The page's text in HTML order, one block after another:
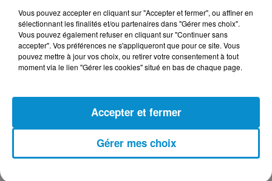
4 août 2026
152 Palestiniens tués en juillet, le bilan
mensuel le plus lourd de...
4 août 2026
Mort de Cheikh F., l’enquête fragilise la
version policière !
Vous pouvez accepter en cliquant sur "Accepter et fermer", ou affiner en
sélectionnant les finalités et/ou partenaires dans "Gérer mes choix".
Vous pouvez également refuser en cliquant sur "Continuer sans
accepter". Vos préférences ne s'appliqueront que pour ce site. Vous
pouvez mettre à jour vos choix, ou retirer votre consentement à tout
moment via le lien "Gérer les cookies" situé en bas de chaque page.
Gérer mes choix
Accepter et fermer